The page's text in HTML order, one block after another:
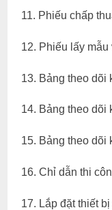
11. Phiếu chấp
12. Phiếu lấy
13. Bảng theo dõi
14. Bảng theo dõi
15. Bảng theo dõi
16. Chỉ dẫn thi
17. Lắp đặt thiết